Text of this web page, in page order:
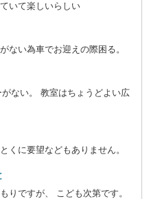
いて楽しいらしい
ない為車でお迎えの際困る。
ない。 教室はちょうどよい広
くに要望などもありません。
りですが、 こども次第です。